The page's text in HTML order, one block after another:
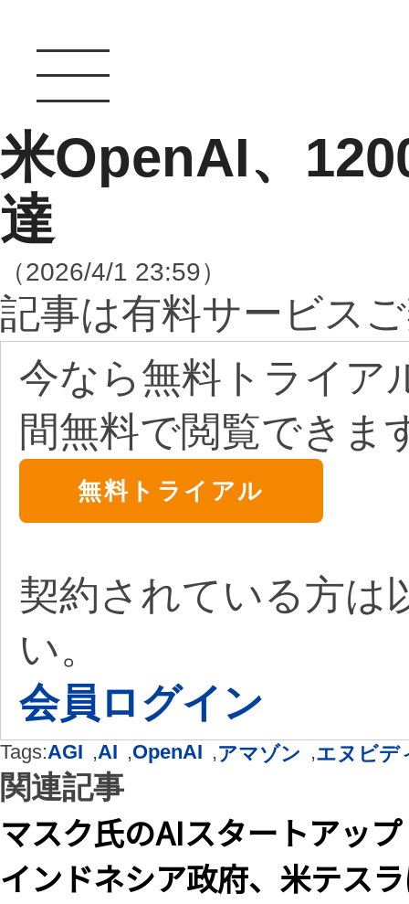
米OpenAI、
達
（2026/4/1 23:59）
記事は有料サービス
今なら無料トライア
間無料で閲覧できま
無料トライアル
契約されている方は
い。
会員ログイン
Tags:AGI ,AI ,OpenAI ,アマゾン ,エヌビデ
関連記事
マスク氏のAIスタートアッ
インドネシア政府、米テス